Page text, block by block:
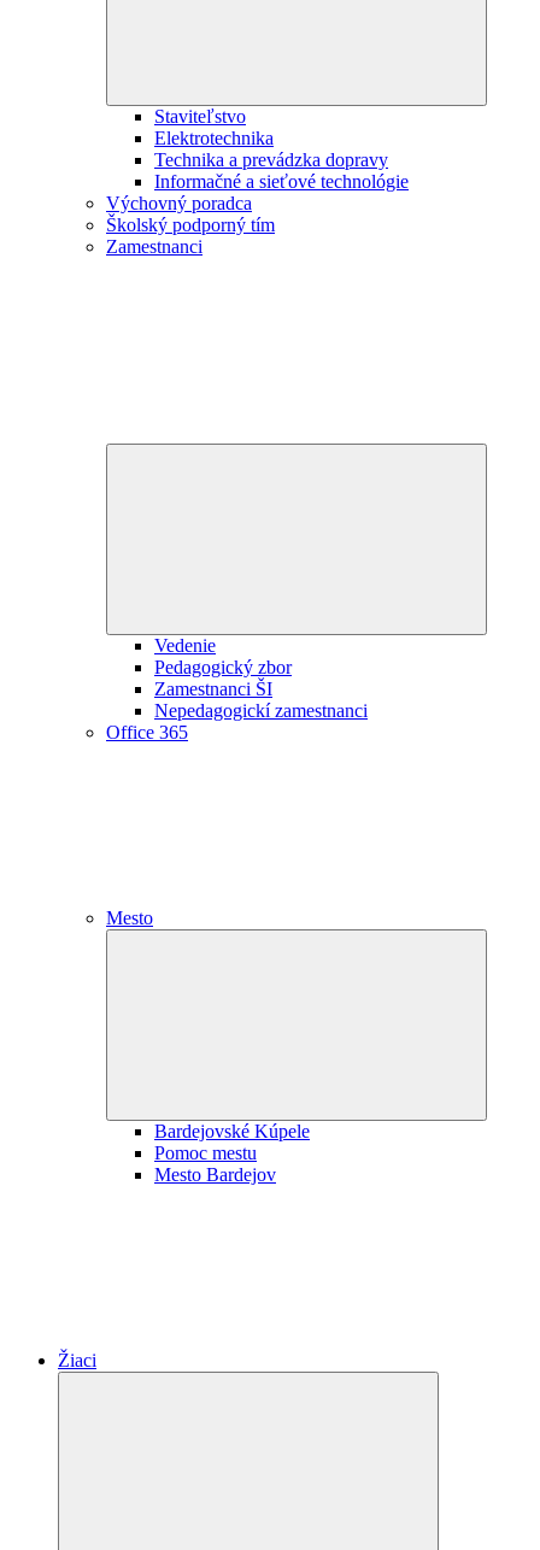
Staviteľstvo
Elektrotechnika
Technika a prevádzka dopravy
Informačné a sieťové technológie
Výchovný poradca
Školský podporný tím
Zamestnanci
Vedenie
Pedagogický zbor
Zamestnanci ŠI
Nepedagogickí zamestnanci
Office 365
Mesto
Bardejovské Kúpele
Pomoc mestu
Mesto Bardejov
Žiaci